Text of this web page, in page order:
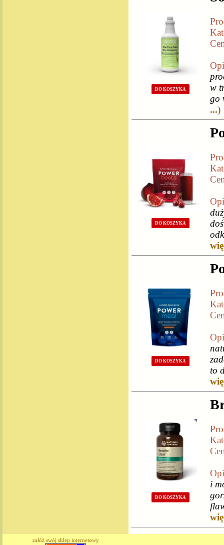
DO KOSZYKA
w
go
...)
DO KOSZYKA
DO KOSZYKA
to
DO KOSZYKA
i
załóż swój sklep internetowy